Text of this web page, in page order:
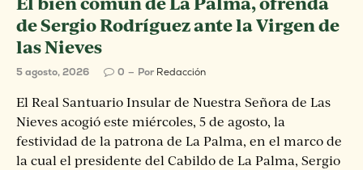
de Sergio Rodríguez ante la Virgen de
las Nieves
5 agosto, 2026 0 Por Redacción
El Real Santuario Insular de Nuestra Señora de Las
Nieves acogió este miércoles, 5 de agosto, la
festividad de la patrona de La Palma, en el marco de
la cual el presidente del Cabildo de La Palma, Sergio